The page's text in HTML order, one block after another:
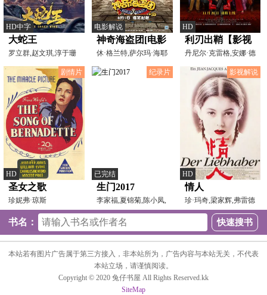
HD中字
大蛇王
罗立群,赵文琪,淳于珊
珊,沈凯
电影解说
神奇海盗团[电影
解说]
休·格兰特,萨尔玛·海耶
克,大卫·田纳特,
HD
利刃出鞘【影视
解说】
丹尼尔·克雷格,安娜·德
·阿玛斯,克里斯·
剧情片
HD
圣女之歌
珍妮弗·琼斯
纪录片
已完结
生门2017
李家福,夏锦菊,陈小凤,
曾宪春
影视解说
HD
情人
珍·玛奇,梁家辉,弗雷德
丽克·梅南热,阿诺
书名：
本站若有图片广告属于第三方接入，非本站所为，广告内容与本站无关，不代表
本站立场，请谨慎阅读。
Copyright © 2020 兔仔书屋 All Rights Reserved.kk
SiteMap